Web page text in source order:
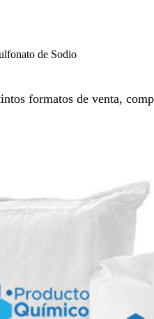
de Sodio
formatos de venta,